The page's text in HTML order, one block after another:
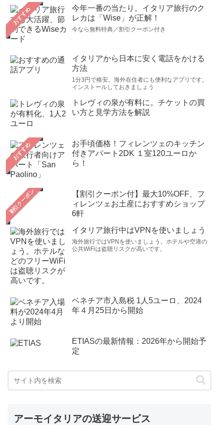
おすすめ
今年一番の当たり。イタリア旅行のク
レカは「Wise」が正解！
今なら無料特典／割引クーポン付き
イタリアから日本に安く電話をかける
方法
1分3円で格安。海外在住者にも便利なアプリです。
インストールしておきましょう
トレヴィの泉が有料に。チケットの買
い方と見学方法を解説
おすすめ
お手頃価格！フィレンツェのキッチン
付きアパート2DK １室120ユーロか
ら！
【割引クーポン付】最大10%OFF、フ
ィレンツェお土産におすすめショップ
6軒
イタリア旅行中はVPNを使いましょう
海外旅行ではVPNを使いましょう。ホテルや空港の
公共WiFiは盗聴リスクが高いです。
ベネチア市入島税 1人5ユーロ、2024
年４月25日から開始
ETIASの最新情報：2026年から開始予
定
アーモイタリアの送迎サービス